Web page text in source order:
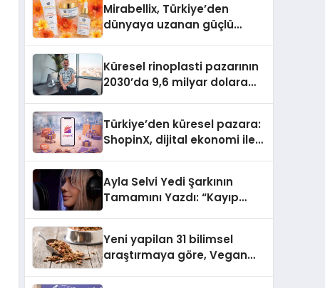
Mirabellix, Türkiye’den
dünyaya uzanan güçlü
Küresel rinoplasti pazarının
2030’da 9,6 milyar dolara
Türkiye’den küresel pazara:
ShopinX, dijital ekonomi ile
Ayla Selvi Yedi Şarkının
Tamamını Yazdı: “Kayıp
Yeni yapilan 31 bilimsel
araştırmaya göre, Vegan